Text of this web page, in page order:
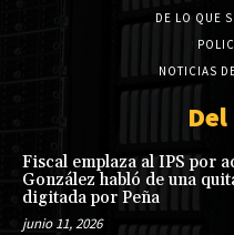
DE LO QUE
NOTICIAS
Fiscal emplaza al IPS por
González habló de una
digitada por Peña
junio 11, 2026